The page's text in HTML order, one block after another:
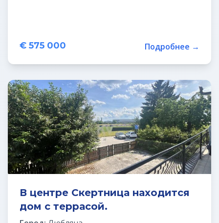
€ 575 000 Подробнее →
В центре Скертница находится
дом с террасой.